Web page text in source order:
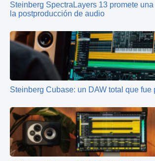
Steinberg SpectraLayers 13 promete
la postproducción de audio
Steinberg Cubase: un DAW total que fue